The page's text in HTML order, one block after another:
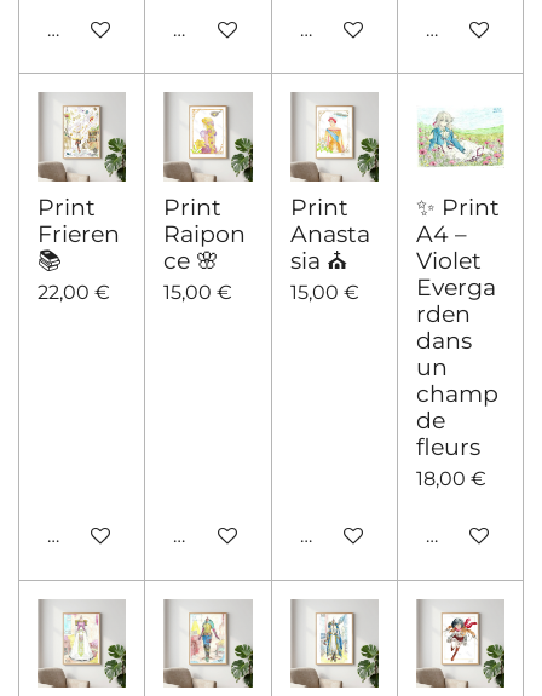
Voir les détailsAjouter au panierAjouter au panierAjouter au
Print
Frieren
📚
22,00 €
Ajouter au panier
Print
Raipon
ce 🌸
15,00 €
Ajouter au panier
Print
Anasta
sia ⛪
15,00 €
Ajouter au panier
✨ Print
A4 –
Violet
Everga
rden
dans
un
champ
de
fleurs
18,00 €
Voir les